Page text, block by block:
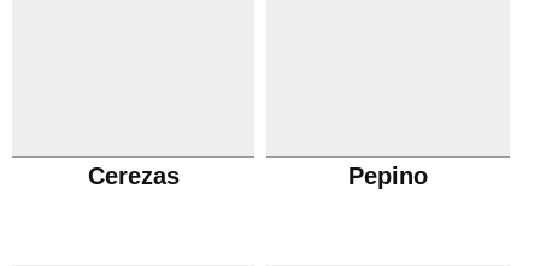
Cerezas Pepino